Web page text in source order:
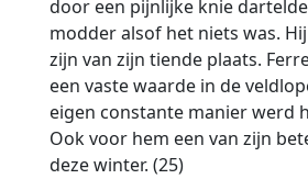
door een pijnlijke knie
modder alsof het niets was.
zijn van zijn tiende plaats.
een vaste waarde in de
eigen constante manier werd
Ook voor hem een van zijn
deze winter. (25)